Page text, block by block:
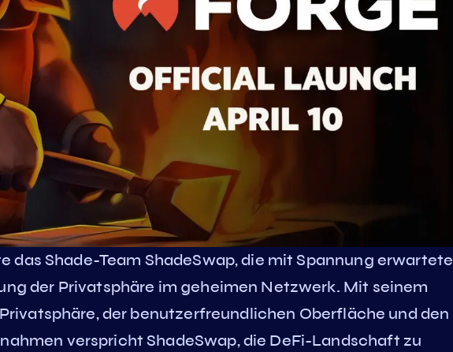
das Shade-Team ShadeSwap, die mit Spannung erwartete
der Privatsphäre im geheimen Netzwerk. Mit seinem
der benutzerfreundlichen Oberfläche und den
verspricht ShadeSwap, die DeFi-Landschaft zu